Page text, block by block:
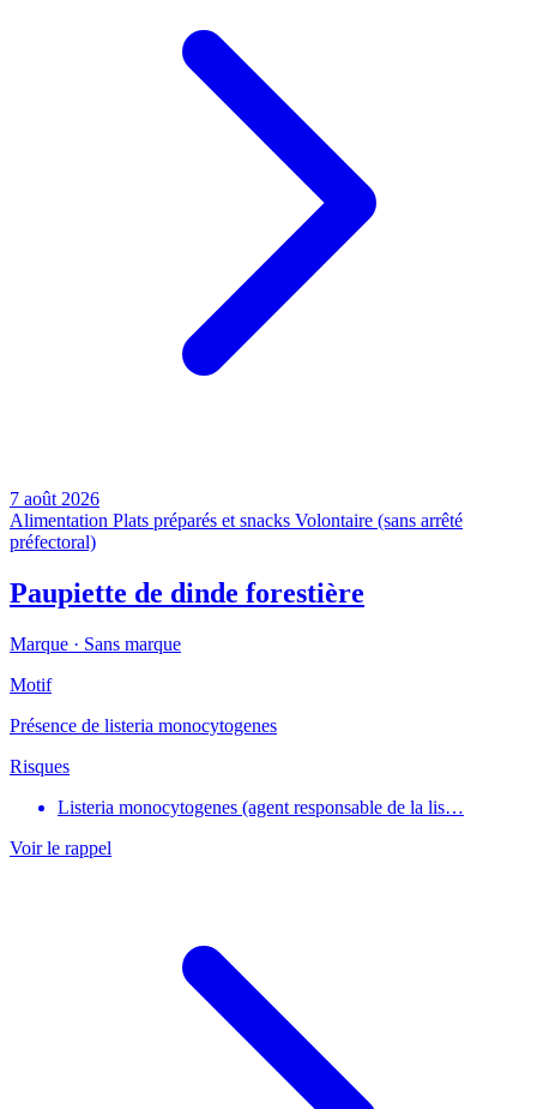
7 août 2026
Alimentation Plats préparés et snacks Volontaire (sans arrêté
préfectoral)
Paupiette de dinde forestière
Marque · Sans marque
Motif
Présence de listeria monocytogenes
Risques
Listeria monocytogenes (agent responsable de la lis…
Voir le rappel